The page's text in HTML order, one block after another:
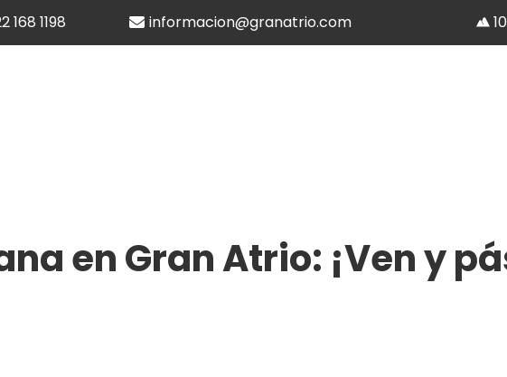
168 1198 informacion@granatrio.com
en Gran Atrio: ¡Ven y